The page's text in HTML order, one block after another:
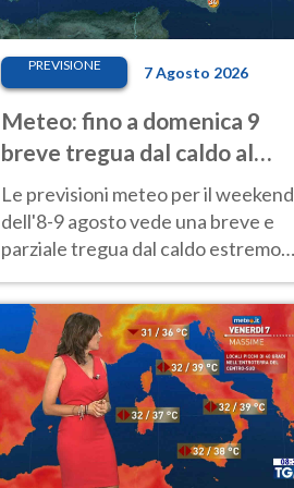
PREVISIONE 7 Agosto 2026
Meteo: fino a domenica 9
breve tregua dal caldo al
Nord! Altrove calura e afa
Le previsioni meteo per il weekend
dell'8-9 agosto vede una breve e
parziale tregua dal caldo estremo
40 gradi.